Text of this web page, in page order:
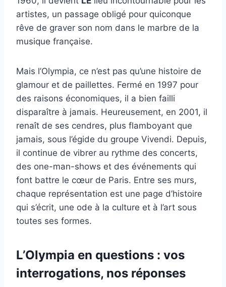
artistes, un passage obligé pour quiconque
rêve de graver son nom dans le marbre de la
musique française.
Mais l’Olympia, ce n’est pas qu’une histoire de
glamour et de paillettes. Fermé en 1997 pour
des raisons économiques, il a bien failli
disparaître à jamais. Heureusement, en 2001, il
renaît de ses cendres, plus flamboyant que
jamais, sous l’égide du groupe Vivendi. Depuis,
il continue de vibrer au rythme des concerts,
des one-man-shows et des événements qui
font battre le cœur de Paris. Entre ses murs,
chaque représentation est une page d’histoire
qui s’écrit, une ode à la culture et à l’art sous
toutes ses formes.
L’Olympia en questions : vos
interrogations, nos réponses